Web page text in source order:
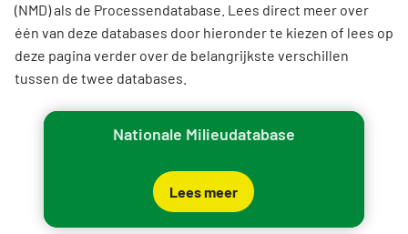
(NMD) als de Processendatabase. Lees direct meer over
één van deze databases door hieronder te kiezen of lees op
deze pagina verder over de belangrijkste verschillen
tussen de twee databases.
Nationale Milieudatabase
Lees meer